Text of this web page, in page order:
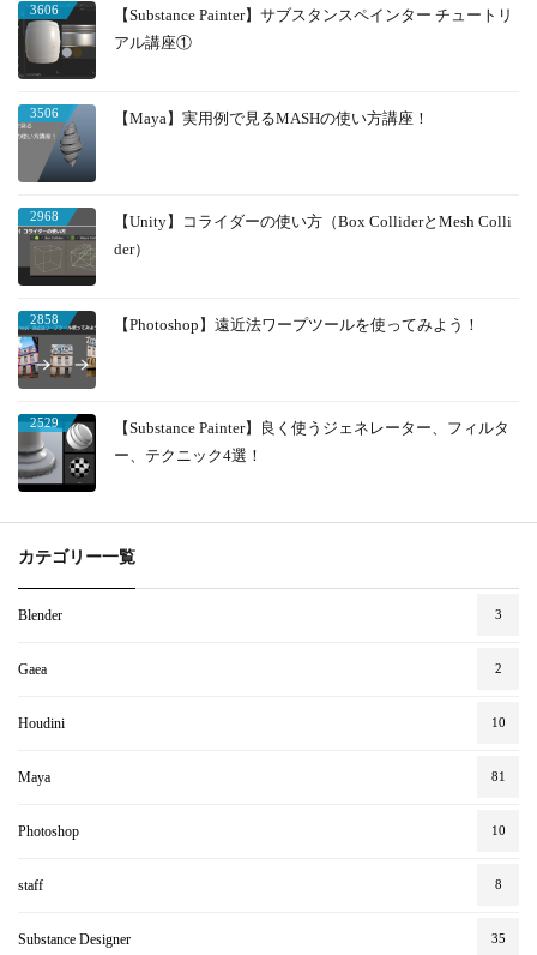
3606
【Substance Painter】サブスタンスペインター チュートリ
アル講座①
3506 【Maya】実用例で見るMASHの使い方講座！
2968
【Unity】コライダーの使い方（Box ColliderとMesh Colli
der）
2858 【Photoshop】遠近法ワープツールを使ってみよう！
2529
【Substance Painter】良く使うジェネレーター、フィルタ
ー、テクニック4選！
カテゴリー一覧
Blender 3
Gaea 2
Houdini 10
Maya 81
Photoshop 10
staff 8
Substance Designer 35